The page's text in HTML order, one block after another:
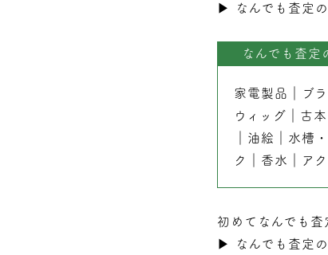
▶︎
なんでも査定
なんでも査定
家電製品 ブ
ウィッグ
古本
油絵 水槽
ク
香水 ア
初めてなんでも
▶︎
なんでも査定